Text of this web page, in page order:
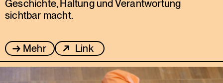
Geschichte, Haltung und Verantwortung
sichtbar macht.
Mehr Link